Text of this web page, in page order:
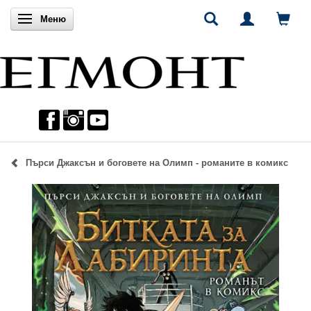
Включи навигацията
Меню
Пърси Джаксън и боговете на Олимп - романите в комикс